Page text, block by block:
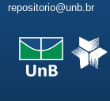
repositorio@unb.br